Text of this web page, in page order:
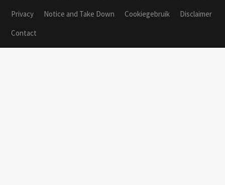
Privacy
Notice and Take Down Cookiegebruik
Disclaimer
Contact